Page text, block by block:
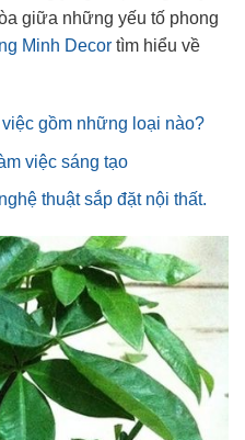
giữa những yếu tố phong
Minh Decor tìm hiểu về
gồm những loại nào?
việc sáng tạo
thuật sắp đặt nội thất.